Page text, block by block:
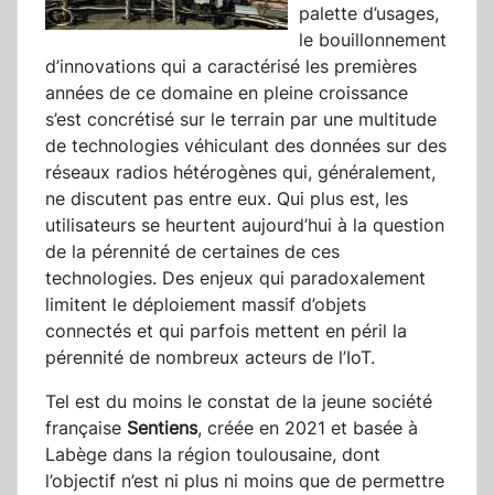
palette d’usages,
le bouillonnement
d’innovations qui a caractérisé les premières
années de ce domaine en pleine croissance
s’est concrétisé sur le terrain par une multitude
de technologies véhiculant des données sur des
réseaux radios hétérogènes qui, généralement,
ne discutent pas entre eux. Qui plus est, les
utilisateurs se heurtent aujourd’hui à la question
de la pérennité de certaines de ces
technologies. Des enjeux qui paradoxalement
limitent le déploiement massif d’objets
connectés et qui parfois mettent en péril la
pérennité de nombreux acteurs de l’IoT.
Tel est du moins le constat de la jeune société
française Sentiens, créée en 2021 et basée à
Labège dans la région toulousaine, dont
l’objectif n’est ni plus ni moins que de permettre